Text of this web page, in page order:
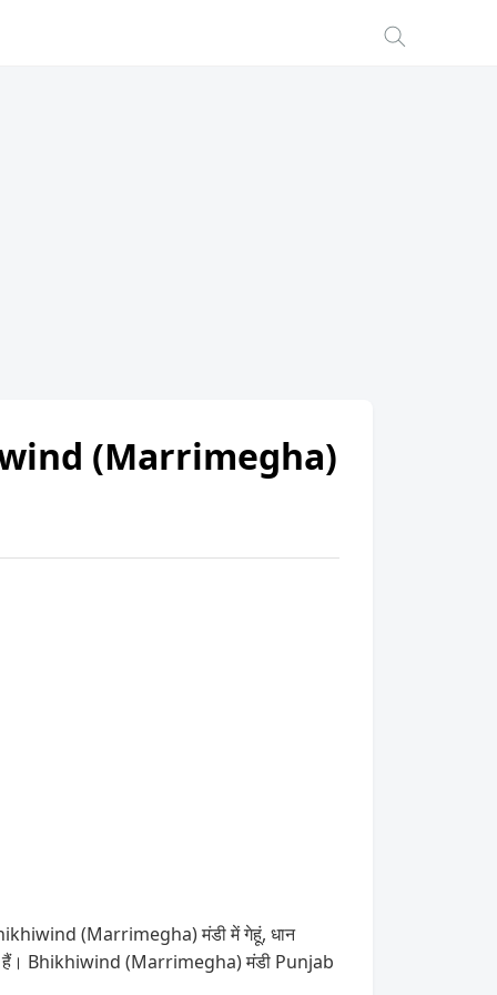
(Marrimegha)
(Marrimegha) मंडी में गेहूं, धान
हैं। Bhikhiwind (Marrimegha) मंडी Punjab